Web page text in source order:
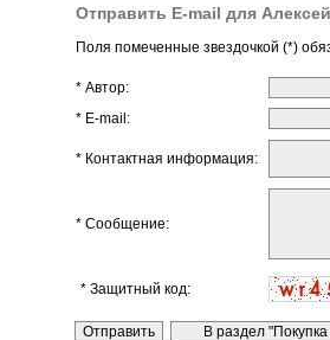
Отправить E-mail для Алексей
Поля помеченные звездочкой (*)
* Автор:
* E-mail:
* Контактная информация:
* Сообщение:
* Защитный код: